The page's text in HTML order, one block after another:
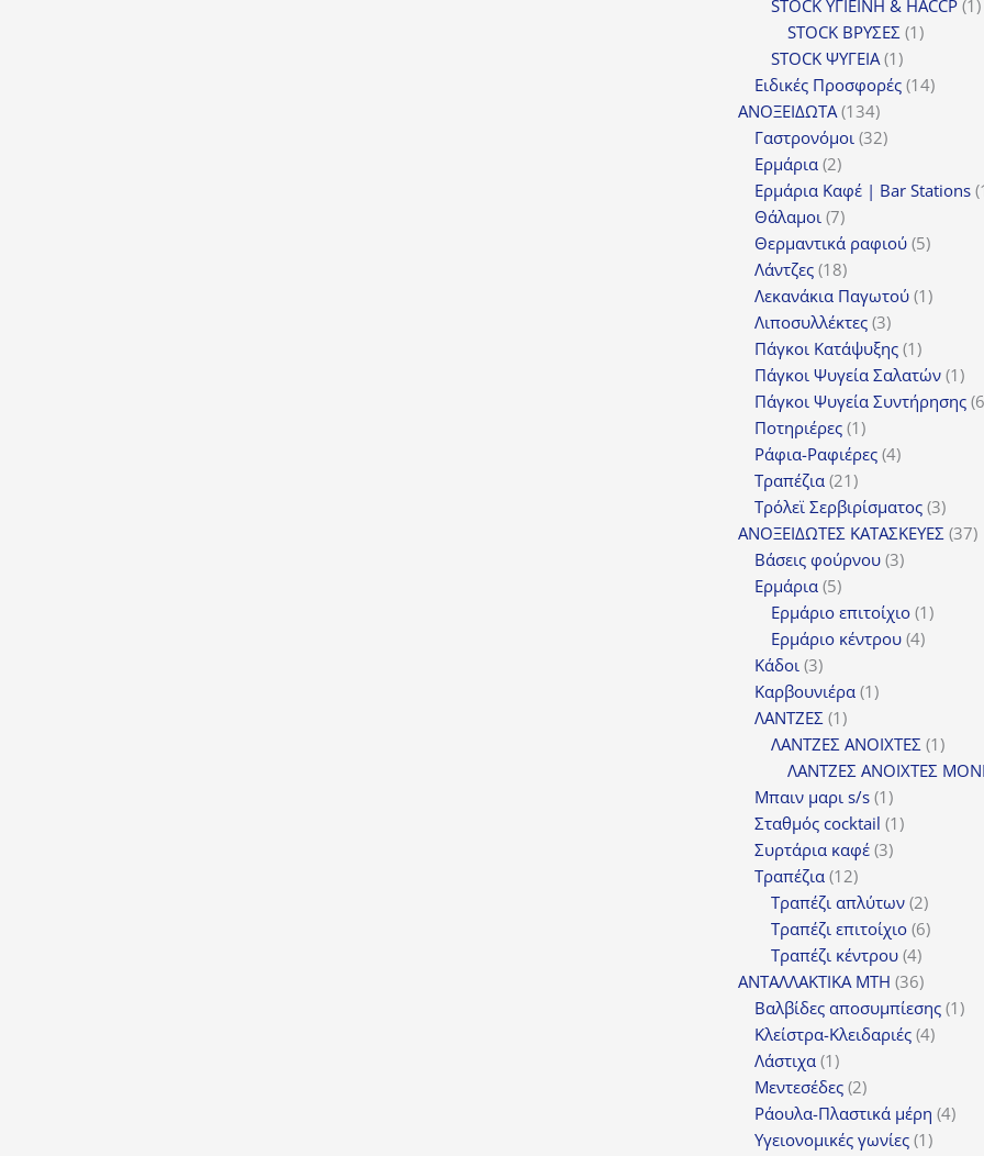
STOCK ΥΓΙΕΙΝΗ & HACCP 1
STOCK ΒΡΥΣΕΣ 11
STOCK ΨΥΓΕΙΑ 11
προϊόν
Ειδικές Προσφορές 1414
ΑΝΟΞΕΙΔΩΤΑ 134134
προϊόντα
Γαστρονόμοι 3232
Ερμάρια 22
προϊόντα
Ερμάρια Καφέ | Bar Stations
Θάλαμοι 77
προϊόντα
Θερμαντικά ραφιού 55
Λάντζες 1818
προϊόντα
Λεκανάκια Παγωτού 11
Λιποσυλλέκτες 33
προϊόντα
Πάγκοι Κατάψυξης 11
προϊόν
Πάγκοι Ψυγεία Σαλατών 11
Πάγκοι Ψυγεία Συντήρησης 6
Ποτηριέρες 11
προϊόν
Ράφια-Ραφιέρες 44
Τραπέζια 2121
προϊόντα
Τρόλεϊ Σερβιρίσματος 33
ΑΝΟΞΕΙΔΩΤΕΣ ΚΑΤΑΣΚΕΥΕΣ 3737
Βάσεις φούρνου 33
Ερμάρια 55
προϊόντα
Ερμάριο επιτοίχιο 11
Ερμάριο κέντρου 44
Κάδοι 33
προϊόντα
Καρβουνιέρα 11
ΛΑΝΤΖΕΣ 11
προϊόν
ΛΑΝΤΖΕΣ ΑΝΟΙΧΤΕΣ 11
ΛΑΝΤΖΕΣ ΑΝΟΙΧΤΕΣ
Μπαιν μαρι s/s 11
προϊόν
Σταθμός cocktail 11
Συρτάρια καφέ 33
Τραπέζια 1212
προϊόντα
Τραπέζι απλύτων 22
προϊόντα
Τραπέζι επιτοίχιο 66
Τραπέζι κέντρου 44
προϊόντα
ΑΝΤΑΛΛΑΚΤΙΚΑ MTH 3636
προϊόντα
Βαλβίδες αποσυμπίεσης 11
Κλείστρα-Κλειδαριές 44
Λάστιχα 11
προϊόν
Μεντεσέδες 22
προϊόντα
Ράουλα-Πλαστικά μέρη 44
Υγειονομικές γωνίες 11